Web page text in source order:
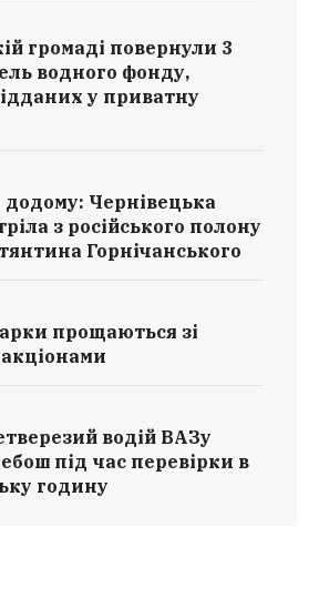
громаді повернули 3
водного фонду,
у приватну
Чернівецька
з російського полону
Горнічанського
прощаються зі
водій ВАЗу
під час перевірки в
годину